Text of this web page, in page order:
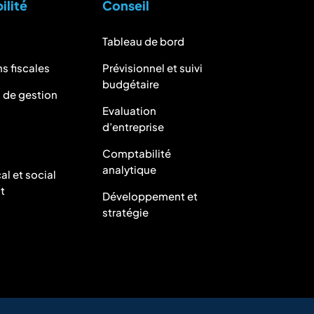
fiscales
gestion
et social
Conseil
Tableau de bord
Prévisionnel et suivi
budgétaire
Evaluation
d’entreprise
Comptabilité
analytique
Développement et
stratégie